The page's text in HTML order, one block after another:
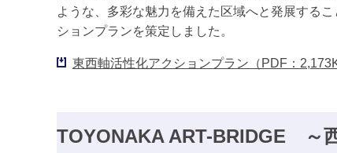
ような、多彩な魅力を備えた区域へと発展する
ションプランを策定しました。
東西軸活性化アクションプラン（PDF：
TOYONAKA ART-BRIDGE ～